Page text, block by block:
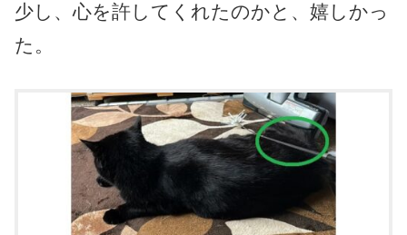
少し、心を許してくれたのかと、嬉しかっ
た。